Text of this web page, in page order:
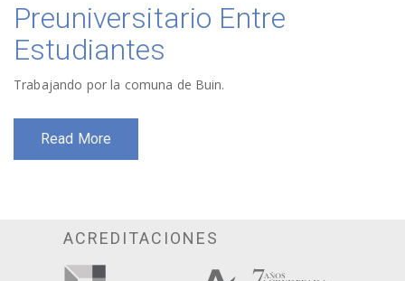
Preuniversitario Entre
Estudiantes
Trabajando por la comuna de Buin.
Read More
ACREDITACIONES